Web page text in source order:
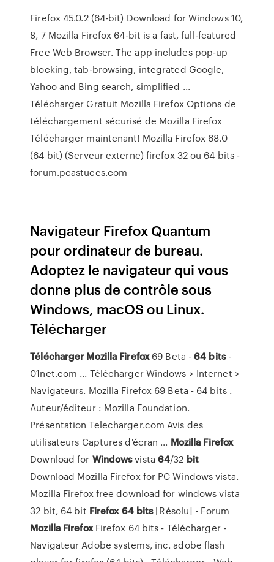
Firefox 45.0.2 (64-bit) Download for Windows 10,
8, 7 Mozilla Firefox 64-bit is a fast, full-featured
Free Web Browser. The app includes pop-up
blocking, tab-browsing, integrated Google,
Yahoo and Bing search, simplified ...
Télécharger Gratuit Mozilla Firefox Options de
téléchargement sécurisé de Mozilla Firefox
Télécharger maintenant! Mozilla Firefox 68.0
(64 bit) (Serveur externe) firefox 32 ou 64 bits -
forum.pcastuces.com
Navigateur Firefox Quantum
pour ordinateur de bureau.
Adoptez le navigateur qui vous
donne plus de contrôle sous
Windows, macOS ou Linux.
Télécharger
Télécharger Mozilla Firefox69 Beta -64 bits-
01net.com ... Télécharger Windows > Internet >
Navigateurs. Mozilla Firefox 69 Beta - 64 bits .
Auteur/éditeur : Mozilla Foundation.
Présentation Telecharger.com Avis des
utilisateurs Captures d'écran ... Mozilla Firefox
Download for Windowsvista 64/32 bit
Download Mozilla Firefox for PC Windows vista.
Mozilla Firefox free download for windows vista
32 bit, 64 bit Firefox 64 bits[Résolu] - Forum
Mozilla FirefoxFirefox 64 bits - Télécharger -
Navigateur Adobe systems, inc. adobe flash